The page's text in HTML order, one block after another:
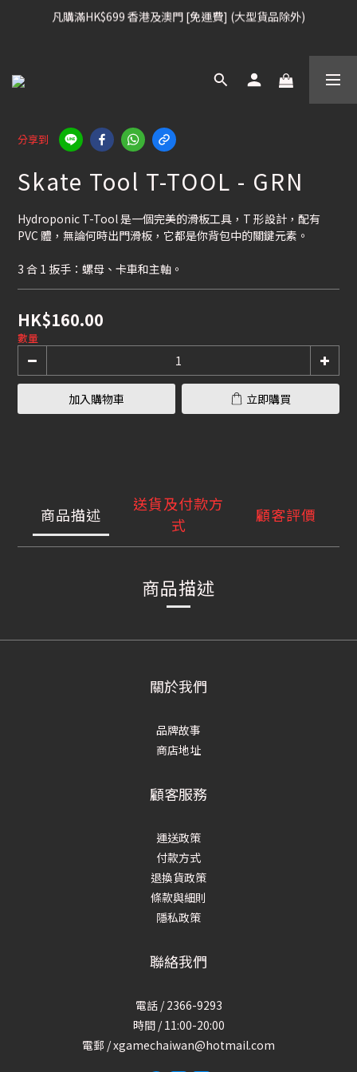
凡購滿HK$699 香港及澳門 [免運費] (大型貨品除外)
凡購滿HK$699 香港及澳門 [免運費] (大型貨品除外)
Etc , 75折
凡購滿HK$699 香港及澳門 [免運費] (大型貨品除外)
分享到
Skate Tool T-TOOL - GRN
Hydroponic T-Tool 是一個完美的滑板工具，T 形設計，配有
PVC 體，無論何時出門滑板，它都是你背包中的關鍵元素。
3 合 1 扳手：螺母、卡車和主軸。
HK$160.00
數量
加入購物車 立即購買
商品描述
送貨及付款方
式
顧客評價
商品描述
關於我們
品牌故事
商店地址
顧客服務
運送政策
付款方式
退換貨政策
條款與細則
隱私政策
聯絡我們
電話 / 2366-9293
時間 / 11:00-20:00
電郵 / xgamechaiwan@hotmail.com